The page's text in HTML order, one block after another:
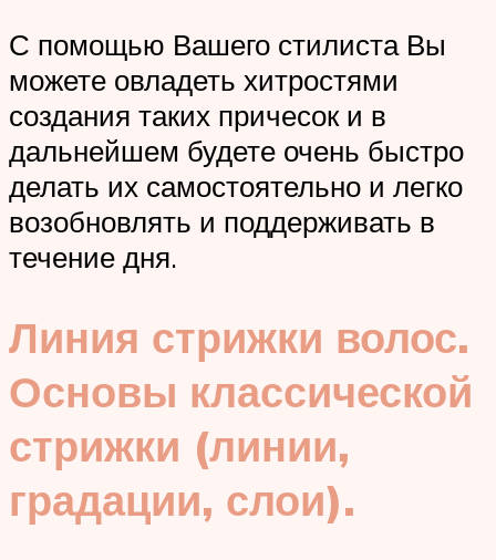
С помощью Вашего стилиста Вы
можете овладеть хитростями
создания таких причесок и в
дальнейшем будете очень быстро
делать их самостоятельно и легко
возобновлять и поддерживать в
течение дня.
Линия стрижки волос.
Основы классической
стрижки (линии,
градации, слои).